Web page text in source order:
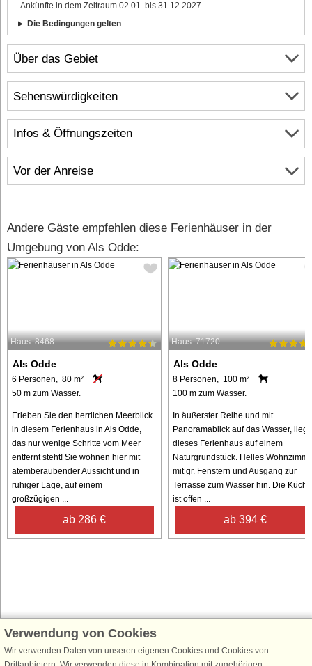
Über das Gebiet
Infos & Öffnungszeiten
Vor der Anreise
Ankünfte in dem Zeitraum 02.01. bis 31.12.2027
Die Bedingungen gelten
Sehenswürdigkeiten
Andere Gäste empfehlen diese Ferienhäuser in der
Umgebung von Als Odde:
Haus: 8468
Als Odde
6 Personen, 80 m²
50 m zum Wasser.
Erleben Sie den herrlichen Meerblick
in diesem Ferienhaus in Als Odde,
das nur wenige Schritte vom Meer
entfernt steht! Sie wohnen hier mit
atemberaubender Aussicht und in
ruhiger Lage, auf einem
großzügigen ...
ab 286 €
Haus: 71720
Als Odde
8 Personen, 100 m²
100 m zum Wasser.
In äußerster Reihe und mit
Panoramablick auf das Wasser, liegt
dieses Ferienhaus auf einem
Naturgrundstück. Helles
mit gr. Fenstern und Ausgang zur
Terrasse zum Wasser hin. Die Küche
ist offen ...
ab 394 €
Schließen Sie sich 100.000 Ferienhaus-Fans an
Erhalten Sie einenWillkommensgutschein von 25 € für Ihren nächsten
Verwendung von Cookies
Wir verwenden Daten von unseren eigenen Cookies und Cookies von